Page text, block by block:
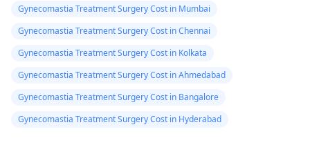
процедура не
проблем, поскольку в
некоторых случаях
лазеры могут
серьезные
изменения цвета
что, в свою очередь,
ваш организм не
получает
достаточного
кислорода,
необходимого для
Gynecomastia Treatment Surgery Cost in Mumbai
Gynecomastia Treatment Surgery Cost in Chennai
Gynecomastia Treatment Surgery Cost in Kolkata
Gynecomastia Treatment Surgery Cost in Ahmedabad
Gynecomastia Treatment Surgery Cost in Bangalore
Gynecomastia Treatment Surgery Cost in Hyderabad